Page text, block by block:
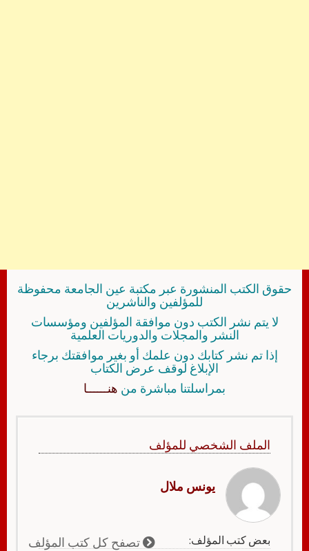
حقوق الكتب المنشورة عبر مكتبة عين الجامعة محفوظة
للمؤلفين والناشرين
لا يتم نشر الكتب دون موافقة المؤلفين ومؤسسات
النشر والمجلات والدوريات العلمية
إذا تم نشر كتابك دون علمك أو بغير موافقتك برجاء
الإبلاغ لوقف عرض الكتاب
بمراسلتنا مباشرة من هنــــــا
الملف الشخصي للمؤلف
يونس ملال
بعض كتب المؤلف: تصفح كل كتب المؤلف